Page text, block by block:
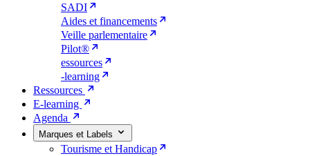
SADI
Aides et financements
Veille parlementaire
Pilot®
essources
-learning
Ressources
E-learning
Agenda
Marques et Labels
Tourisme et Handicap